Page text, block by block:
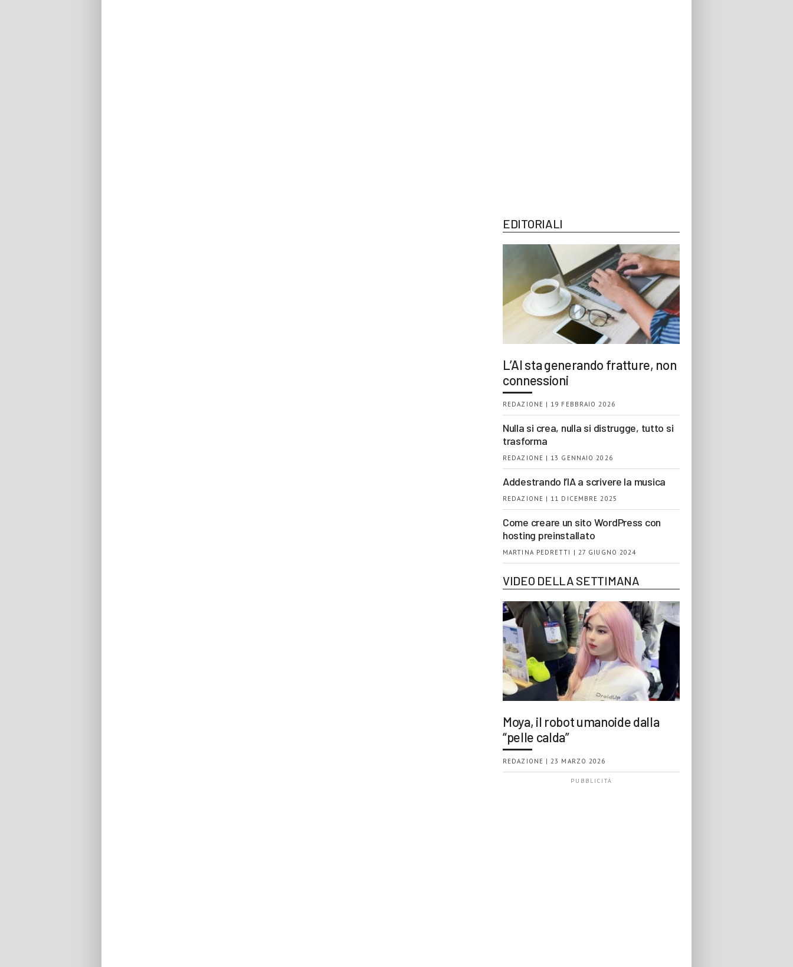
EDITORIALI
L’AI sta generando fratture, non
connessioni
REDAZIONE | 19 FEBBRAIO 2026
Nulla si crea, nulla si distrugge, tutto si
trasforma
REDAZIONE | 13 GENNAIO 2026
Addestrando l’IA a scrivere la musica
REDAZIONE | 11 DICEMBRE 2025
Come creare un sito WordPress con
hosting preinstallato
MARTINA PEDRETTI | 27 GIUGNO 2024
VIDEO DELLA SETTIMANA
Moya, il robot umanoide dalla
“pelle calda”
REDAZIONE | 23 MARZO 2026